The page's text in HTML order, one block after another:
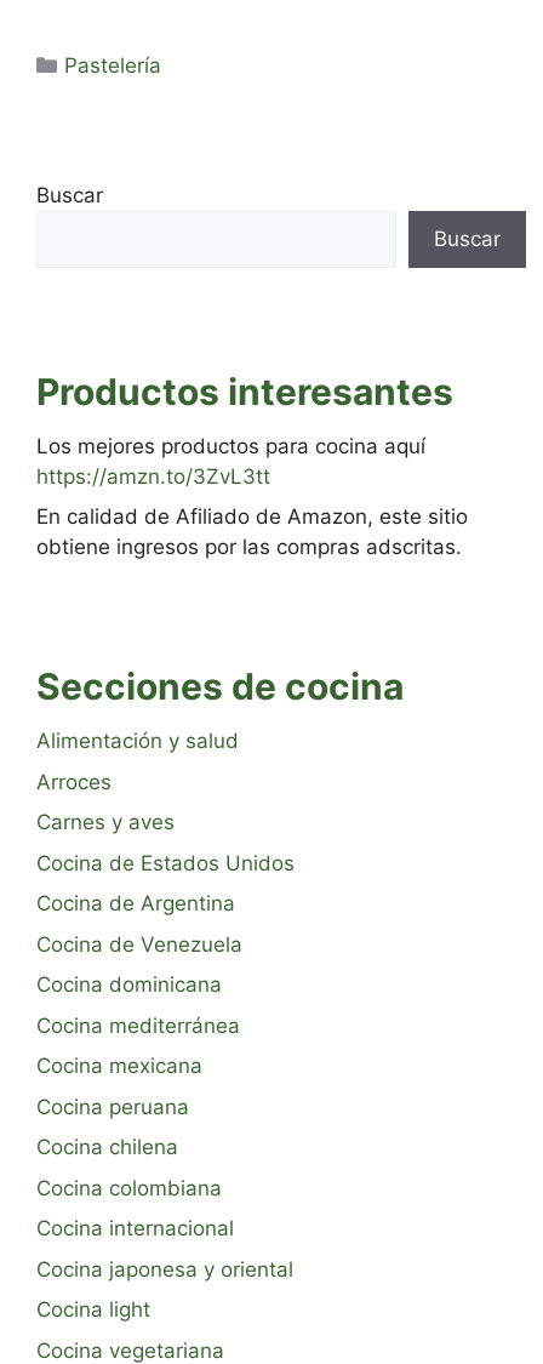
Categorías
Pastelería
Buscar
Buscar
Productos interesantes
Los mejores productos para cocina aquí
https://amzn.to/3ZvL3tt
En calidad de Afiliado de Amazon, este sitio
obtiene ingresos por las compras adscritas.
Secciones de cocina
Alimentación y salud
Arroces
Carnes y aves
Cocina de Estados Unidos
Cocina de Argentina
Cocina de Venezuela
Cocina dominicana
Cocina mediterránea
Cocina mexicana
Cocina peruana
Cocina chilena
Cocina colombiana
Cocina internacional
Cocina japonesa y oriental
Cocina light
Cocina vegetariana